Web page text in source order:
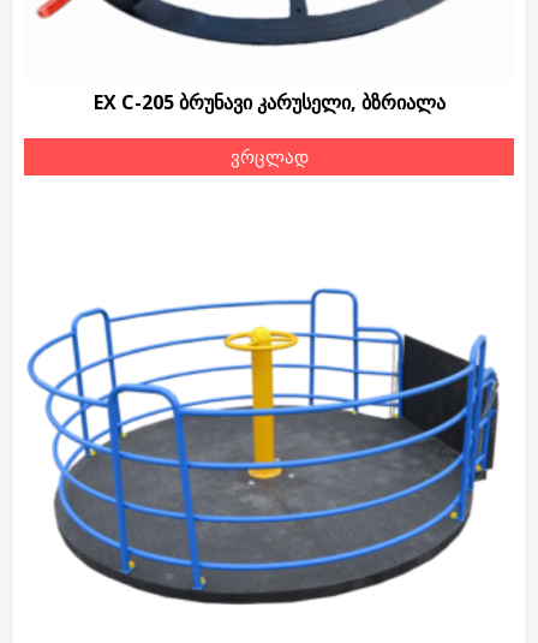
EX C-205 ბრუნავი კარუსელი, ბზრიალა
ვრცლად